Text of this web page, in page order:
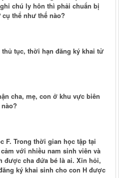
chú ly hôn thì phải chuẩn bị
thể như thế nào?
tục, thời hạn đăng ký khai tử
cha, mẹ, con ở khu vực biên
F. Trong thời gian học tập tại
với nhiều nam sinh viên và
được cha đứa bé là ai. Xin hỏi,
ký khai sinh cho con H được